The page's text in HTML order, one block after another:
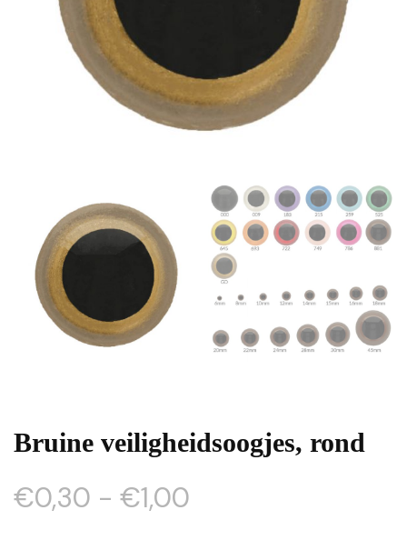
Bruine veiligheidsoogjes, rond
€0,30 - €1,00